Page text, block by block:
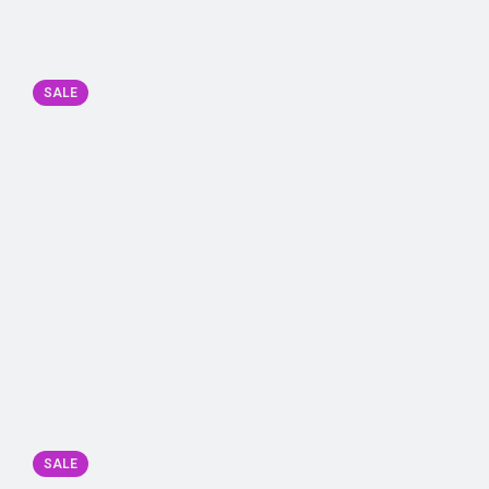
SALE
SALE